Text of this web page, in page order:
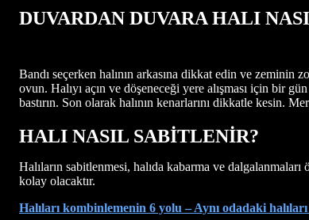
DUVARDAN DUVARA HALI
Bandı seçerken halının arkasına dikkat edin ve zeminin
ovun. Halıyı açın ve döşeneceği yere alışması için bir
bastırın. Son olarak halının kenarlarını dikkatle kesin.
HALI NASIL SABİTLENİR?
Halıların sabitlenmesi, halıda kabarma ve
kolay olacaktır.
Halıları kombinlemenin 6 yolu – Aynı odadaki halıları